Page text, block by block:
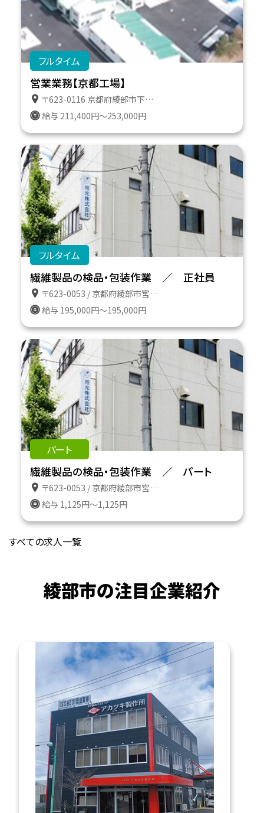
フルタイム
営業業務【京都工場】
〒623-0116 京都府綾部市下八田町上澤１０－５ 京都工場トラックターミナル
給与 211,400円～253,000円
フルタイム
繊維製品の検品・包装作業 ／ 正社員
〒623-0053 / 京都府綾部市宮代町前田１３の６
給与 195,000円～195,000円
パート
繊維製品の検品・包装作業 ／ パート
〒623-0053 / 京都府綾部市宮代町前田１３の６
給与 1,125円～1,125円
すべての求人一覧
綾部市の注目企業紹介